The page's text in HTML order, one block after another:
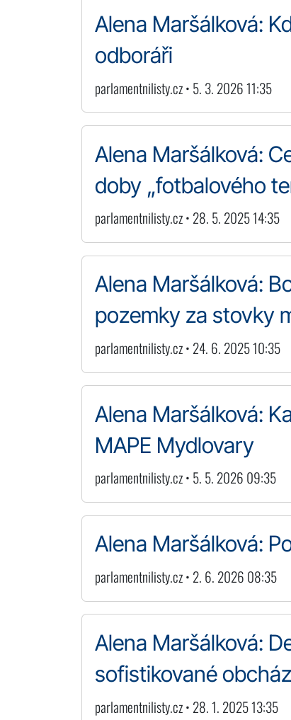
Alena Maršálková:
odboráři
parlamentnilisty.cz • 5. 3. 2026 11:35
Alena Maršálková:
doby „fotbalového
parlamentnilisty.cz • 28. 5. 2025 14:35
Alena Maršálková:
pozemky za stovky
parlamentnilisty.cz • 24. 6. 2025 10:35
Alena Maršálková:
MAPE Mydlovary
parlamentnilisty.cz • 5. 5. 2026 09:35
Alena Maršálková:
parlamentnilisty.cz • 2. 6. 2026 08:35
Alena Maršálková:
sofistikované
parlamentnilisty.cz • 28. 1. 2025 13:35